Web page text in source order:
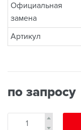
Официальная
замена
Артикул
по запросу